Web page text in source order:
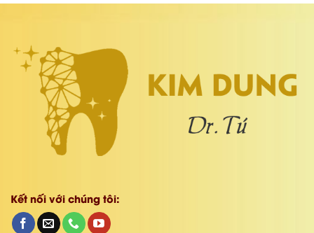
Kết nối với chúng tôi: